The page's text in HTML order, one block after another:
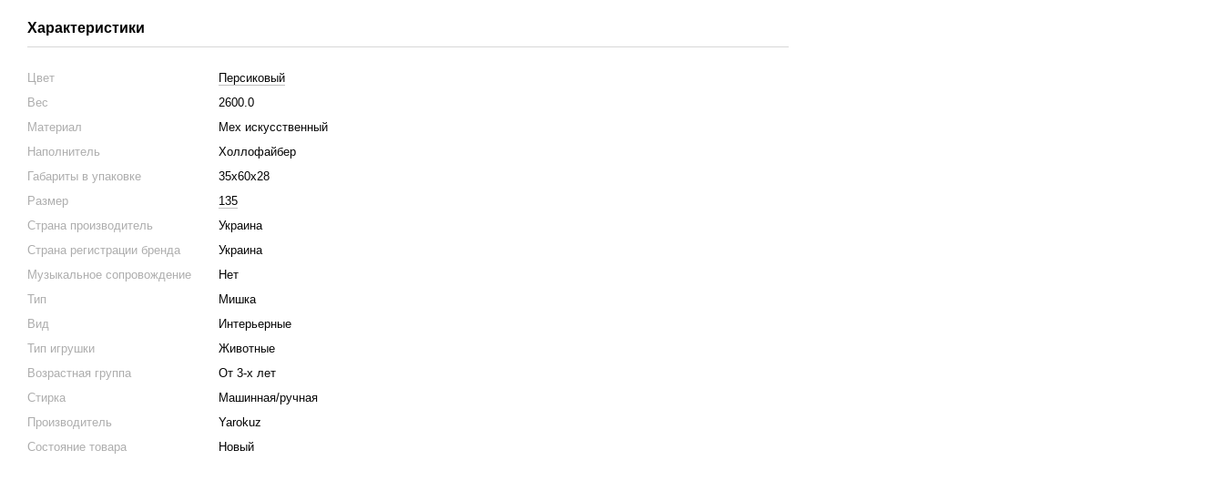
Характеристики
Цвет
Персиковый
Вес
2600.0
Материал
Мех искусственный
Наполнитель
Холлофайбер
Габариты в упаковке
35х60х28
Размер
135
Страна производитель
Украина
Страна регистрации бренда
Украина
Музыкальное сопровождение
Нет
Тип
Мишка
Вид
Интерьерные
Тип игрушки
Животные
Возрастная группа
От 3-х лет
Стирка
Машинная/ручная
Производитель
Yarokuz
Состояние товара
Новый